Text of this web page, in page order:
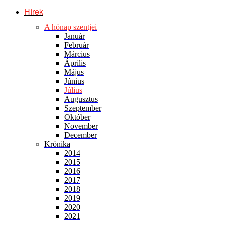
Hírek
A hónap szentjei
Január
Február
Március
Április
Május
Június
Július
Augusztus
Szeptember
Október
November
December
Krónika
2014
2015
2016
2017
2018
2019
2020
2021